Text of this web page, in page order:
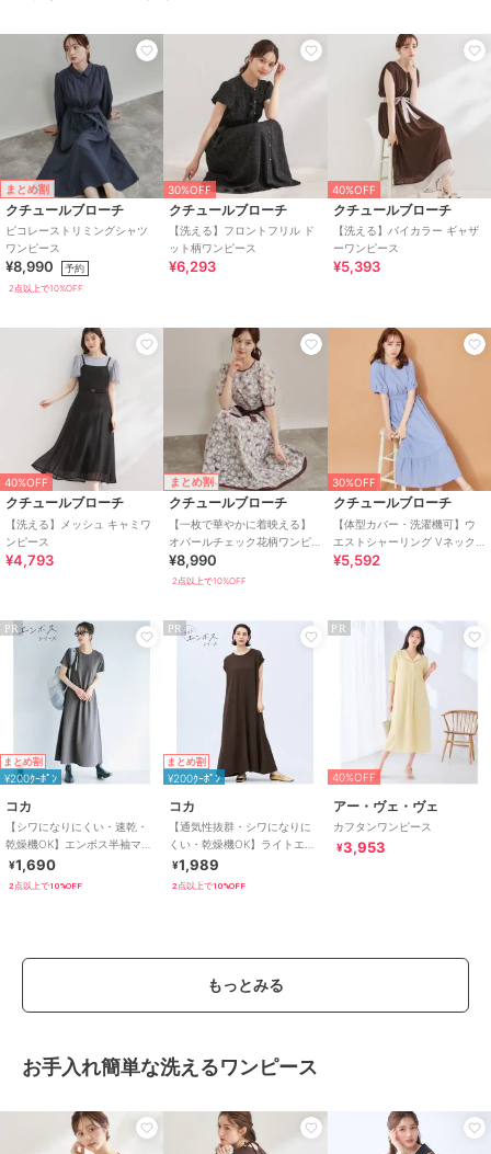
まとめ割
クチュールブローチ
ピコレーストリミングシャツ
ワンピース
¥8,990 予約
2点以上で10%OFF
30%OFF
クチュールブローチ
【洗える】フロントフリル ド
ット柄ワンピース
¥6,293
40%OFF
クチュールブローチ
【洗える】バイカラー ギャザ
ーワンピース
¥5,393
40%OFF
クチュールブローチ
【洗える】メッシュ キャミワ
ンピース
¥4,793
まとめ割
クチュールブローチ
【一枚で華やかに着映える】
オパールチェック花柄ワンピ
ース【洗濯機可】
¥8,990
2点以上で10%OFF
30%OFF
クチュールブローチ
【体型カバー・洗濯機可】ウ
エストシャーリング Vネック
ワンピース
¥5,592
PR
まとめ割
¥200ｸｰﾎﾟﾝ
コカ
【シワになりにくい・速乾・
乾燥機OK】エンボス半袖マキ
シワンピース 全4色
¥1,690
2点以上で10%OFF
PR
まとめ割
¥200ｸｰﾎﾟﾝ
コカ
【通気性抜群・シワになりに
くい・乾燥機OK】ライトエン
ボスマキシロールアップワン
ピース 全3色
¥1,989
2点以上で10%OFF
PR
40%OFF
アー・ヴェ・ヴェ
カフタンワンピース
¥3,953
もっとみる
お手入れ簡単な洗えるワンピース